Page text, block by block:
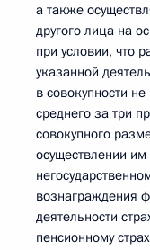
а также
другого лица на
при условии, что
указанной
в совокупности
среднего за три
совокупного
осуществлении им
вознаграждения
деятельности
пенсионному